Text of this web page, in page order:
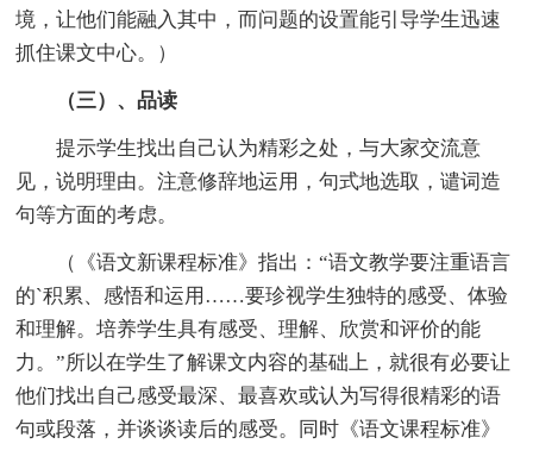
境，让他们能融入其中，而问题的设置能引导学生迅速
抓住课文中心。）
（三）、品读
提示学生找出自己认为精彩之处，与大家交流意
见，说明理由。注意修辞地运用，句式地选取，谴词造
句等方面的考虑。
（《语文新课程标准》指出：“语文教学要注重语言
的`积累、感悟和运用……要珍视学生独特的感受、体验
和理解。培养学生具有感受、理解、欣赏和评价的能
力。”所以在学生了解课文内容的基础上，就很有必要让
他们找出自己感受最深、最喜欢或认为写得很精彩的语
句或段落，并谈谈读后的感受。同时《语文课程标准》